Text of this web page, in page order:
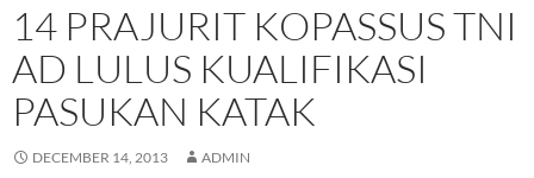
14 PRAJURIT KOPASSUS TNI
AD LULUS KUALIFIKASI
PASUKAN KATAK
DECEMBER 14, 2013 ADMIN